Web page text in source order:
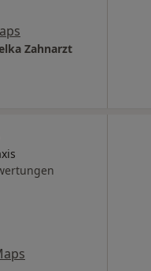
Zahnarzt